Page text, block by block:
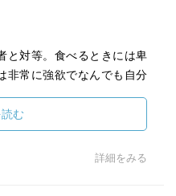
と対等。食べるときには卑
非常に強欲でなんでも自分
性のようだ。姉御肌。もの
切りがいい。著者より上位
む
詳細をみる